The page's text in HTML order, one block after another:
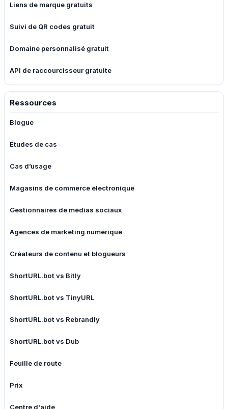
Liens de marque gratuits
Suivi de QR codes gratuit
Domaine personnalisé gratuit
API de raccourcisseur gratuite
Ressources
Blogue
Études de cas
Cas d’usage
Magasins de commerce électronique
Gestionnaires de médias sociaux
Agences de marketing numérique
Créateurs de contenu et blogueurs
ShortURL.bot vs Bitly
ShortURL.bot vs TinyURL
ShortURL.bot vs Rebrandly
ShortURL.bot vs Dub
Feuille de route
Prix
Centre d'aide